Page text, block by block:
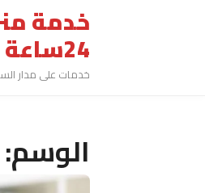
خدمة
24ساعة
خدمات على مدار
الوسم: